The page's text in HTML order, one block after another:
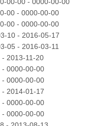
00 - 0000-00-00
00 - 0000-00-00
10 - 2016-05-17
05 - 2016-03-11
- 2013-11-20
- 0000-00-00
- 0000-00-00
- 2014-01-17
- 0000-00-00
- 0000-00-00